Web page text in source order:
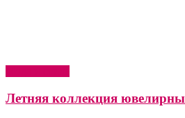
Летняя коллекция